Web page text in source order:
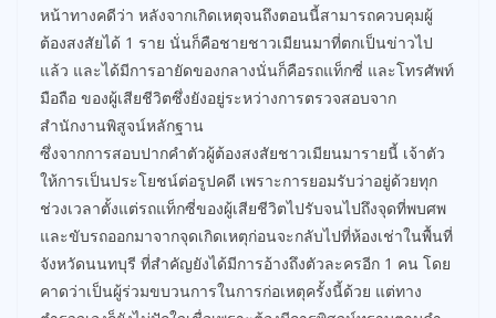
หน้าทางคดีว่า หลังจากเกิดเหตุจนถึงตอนนี้สามารถควบคุมผู้
ต้องสงสัยได้ 1 ราย นั่นก็คือชายชาวเมียนมาที่ตกเป็นข่าวไป
แล้ว และได้มีการอายัดของกลางนั่นก็คือรถแท็กซี่ และโทรศัพท์
มือถือ ของผู้เสียชีวิตซึ่งยังอยู่ระหว่างการตรวจสอบจาก
สำนักงานพิสูจน์หลักฐาน
ซึ่งจากการสอบปากคำตัวผู้ต้องสงสัยชาวเมียนมารายนี้ เจ้าตัว
ให้การเป็นประโยชน์ต่อรูปคดี เพราะการยอมรับว่าอยู่ด้วยทุก
ช่วงเวลาตั้งแต่รถแท็กซี่ของผู้เสียชีวิตไปรับจนไปถึงจุดที่พบศพ
และขับรถออกมาจากจุดเกิดเหตุก่อนจะกลับไปที่ห้องเช่าในพื้นที่
จังหวัดนนทบุรี ที่สำคัญยังได้มีการอ้างถึงตัวละครอีก 1 คน โดย
คาดว่าเป็นผู้ร่วมขบวนการในการก่อเหตุครั้งนี้ด้วย แต่ทาง